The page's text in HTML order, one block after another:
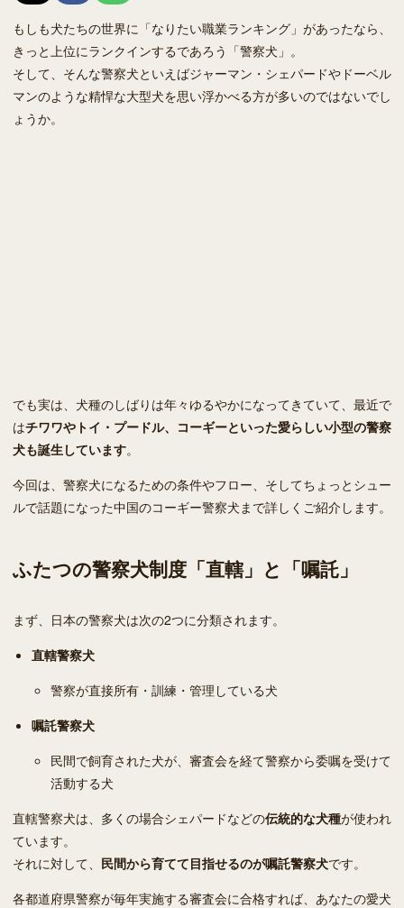
もしも犬たちの世界に「なりたい職業ランキング」があったなら、
きっと上位にランクインするであろう「警察犬」。
そして、そんな警察犬といえばジャーマン・シェパードやドーベル
マンのような精悍な大型犬を思い浮かべる方が多いのではないでし
ょうか。
でも実は、犬種のしばりは年々ゆるやかになってきていて、最近で
はチワワやトイ・プードル、コーギーといった愛らしい小型の警察
犬も誕生しています。
今回は、警察犬になるための条件やフロー、そしてちょっとシュー
ルで話題になった中国のコーギー警察犬まで詳しくご紹介します。
ふたつの警察犬制度「直轄」と「嘱託」
まず、日本の警察犬は次の2つに分類されます。
直轄警察犬
警察が直接所有・訓練・管理している犬
嘱託警察犬
民間で飼育された犬が、審査会を経て警察から委嘱を受けて
活動する犬
直轄警察犬は、多くの場合シェパードなどの伝統的な犬種が使われ
ています。
それに対して、 民間から育てて目指せるのが嘱託警察犬です。
各都道府県警察が毎年実施する審査会に合格すれば、あなたの愛犬